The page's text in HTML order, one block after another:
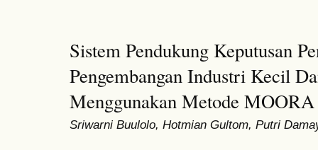
Sistem Pendukung Keputusan
Pengembangan Industri Kecil
Menggunakan Metode
Sriwarni Buulolo, Hotmian Gultom, Putri